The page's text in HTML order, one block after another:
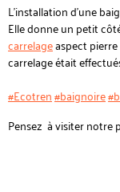
L'installation d'une
Elle donne un petit
carrelageaspect
carrelage était
#Ecotren#baignoire
Pensez à visiter notre